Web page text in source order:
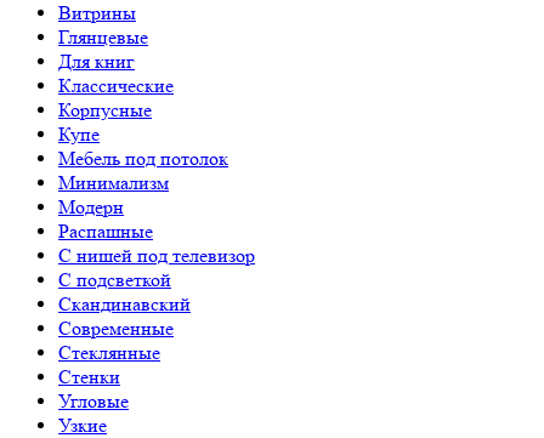
Витрины
Глянцевые
Для книг
Классические
Корпусные
Купе
Мебель под потолок
Минимализм
Модерн
Распашные
С нишей под телевизор
С подсветкой
Скандинавский
Современные
Стеклянные
Стенки
Угловые
Узкие